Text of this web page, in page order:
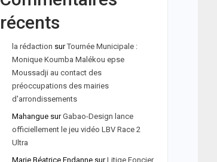
récents
la rédaction surTournée Municipale :
Monique Koumba Malékou epse
Moussadji au contact des
préoccupations des mairies
d'arrondissements
MahanguesurGabao-Design lance
officiellement le jeu vidéo LBV Race 2
Ultra
Marie Béatrice EndannesurLitige Foncier